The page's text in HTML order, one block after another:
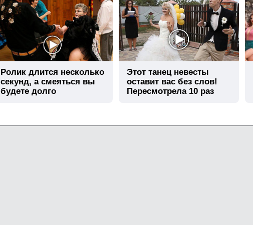
Ролик длится несколько
секунд, а смеяться вы
будете долго
Этот танец невесты
оставит вас без слов!
Пересмотрела 10 раз